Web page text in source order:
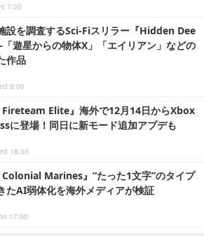
7:30
設を調査するSci-Fiスリラー『Hidden Dee
遊星からの物体X」「エイリアン」などの
作品
8:00
Fireteam Elite』海外で12月14日からXbox
に登場！同日に新モード追加アプデも
18:30
Colonial Marines』“たった1文字”のタイプ
たAI弱体化を海外メディアが検証
17:00